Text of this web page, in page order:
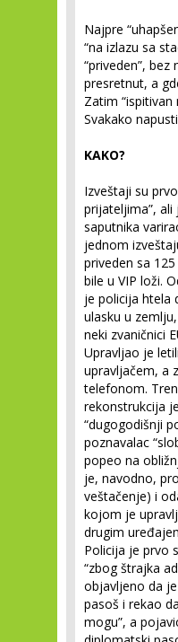
Najpre
“na izlazu sa
“priveden”, bez
presretnut, a
Zatim “ispitivan
Svakako
KAKO?
Izveštaji su
prijateljima”,
saputnika
jednom
priveden sa
bile u VIP loži.
je policija htela
ulasku u
neki zvaničnici
Upravljao je
upravljačem, a
telefonom.
rekonstrukcija
“dugogodišnji
poznavalac
popeo na
je, navodno,
veštačenje) i
kojom je
drugim
Policija je prvo
“zbog štrajka
objavljeno da
pasoš i rekao
mogu”, a